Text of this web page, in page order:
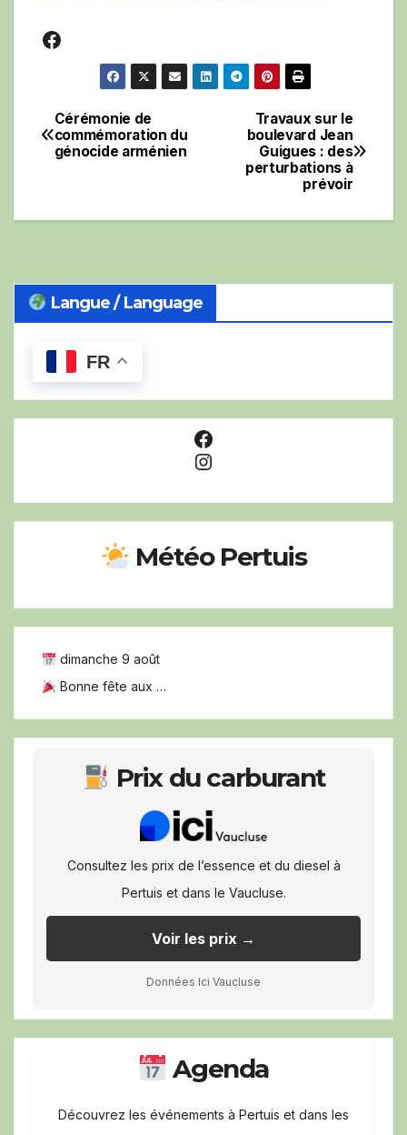
Facebook
Navigation
de
Travaux sur le
boulevard Jean
Guigues : des
perturbations à
prévoir
Cérémonie de
commémoration du
génocide arménien
Langue / Language
FR
Facebook
Instagram
Météo Pertuis
dimanche 9 août
Bonne fête aux …
Prix du carburant
Consultez les prix de l’essence et du diesel à
Pertuis et dans le Vaucluse.
Voir les prix →
Données Ici Vaucluse
Agenda
Découvrez les événements à Pertuis et dans les